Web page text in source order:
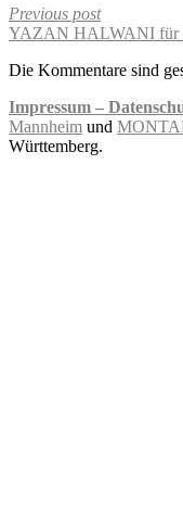
Previous post
YAZAN HALWANI für
Die Kommentare sind
Impressum –
Mannheim und
Württemberg.